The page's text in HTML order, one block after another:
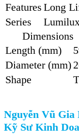
Features Long
Series
Dimensions
Length (mm)
Diameter (mm)
Shape
Nguyễn Vũ Gia
Kỹ Sư Kinh